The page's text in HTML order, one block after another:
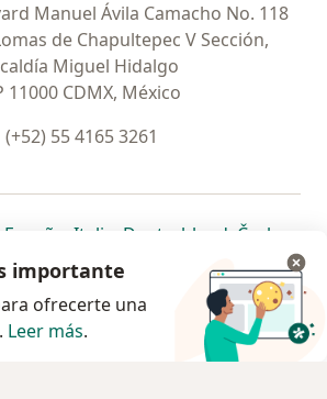
Manuel Ávila Camacho No. 118
de Chapultepec V Sección,
Miguel Hidalgo
11000 CDMX, México
(+52) 55 4165 3261
una nueva pestaña
se abre en una nueva pestaña
España se abre en una nueva pestaña
Italia se abre en una nueva
Deutschlandse abre en
Česko
en una nueva pestaña
se abre en una nueva pestaña
Chile se abre en una nueva pestaña
Brasil se abre en una nueva
se abre en
se
se abre en una nueva
© 2026 - Encuentra tu
importante
ofrecerte una
Leer más.